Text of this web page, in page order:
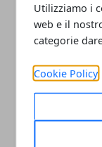
Utilizziamo i
web e il
categorie
Cookie Policy
Linea di
prima del